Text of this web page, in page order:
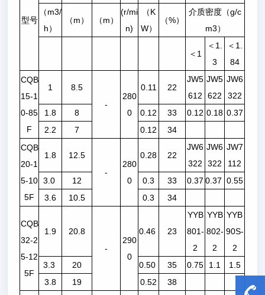
型号
（m3/
h）
（m） （m）
(r/mi
n)
（K
W）
（%）
介质密度（g/c
m3）
＜1
＜1.
3
＜1.
84
CQB
15-1
0-85
F
1
8.5
-
280
0
0.11 22
JW5
612
JW5
622
JW6
322
1.8
8 0.12 33 0.12 0.18 0.37
2.2
7 0.12
34
CQB
20-1
5-10
5F
1.8
12.5
-
280
0
0.28 22
JW6
322
JW6
322
JW7
112
3.0
12 0.3 33 0.37 0.37 0.55
3.6
10.5 0.3 34
CQB
32-2
5-12
5F
1.9
20.8
-
290
0
0.46 23
YYB
801-
2
YYB
802-
2
YYB
90S-
2
3.3
20 0.50 35 0.75 1.1
1.5
3.8
19 0.52
38